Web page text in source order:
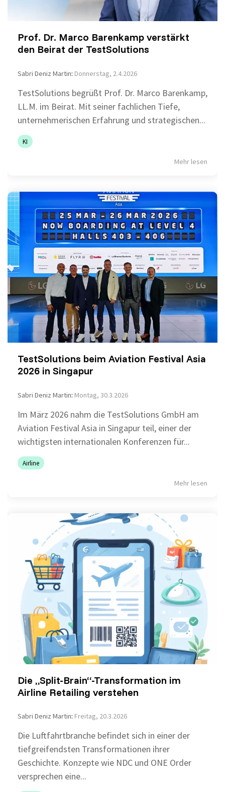
Prof. Dr. Marco Barenkamp verstärkt
den Beirat der TestSolutions
Sabri Deniz Martin: Donnerstag, 2.4.2026
TestSolutions begrüßt Prof. Dr. Marco Barenkamp,
LL.M. im Beirat. Mit seiner fachlichen Tiefe,
unternehmerischen Erfahrung und strategischen...
KI
Mehr lesen
TestSolutions beim Aviation Festival Asia
2026 in Singapur
Sabri Deniz Martin: Montag, 30.3.2026
Im März 2026 nahm die TestSolutions GmbH am
Aviation Festival Asia in Singapur teil, einer der
wichtigsten internationalen Konferenzen für...
Airline
Mehr lesen
Die „Split-Brain“-Transformation im
Airline Retailing verstehen
Sabri Deniz Martin: Freitag, 20.3.2026
Die Luftfahrtbranche befindet sich in einer der
tiefgreifendsten Transformationen ihrer
Geschichte. Konzepte wie NDC und ONE Order
versprechen eine...